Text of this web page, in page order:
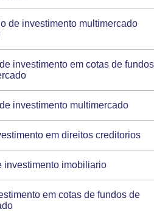
de investimento multimercado
investimento em cotas de fundos
investimento multimercado
em direitos creditorios
investimento imobiliario
em cotas de fundos de